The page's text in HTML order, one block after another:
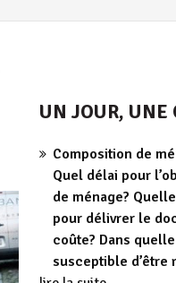
UN JOUR, UNE
Composition de
Quel délai pour
de ménage?
pour délivrer le
coûte? Dans
susceptible d’être